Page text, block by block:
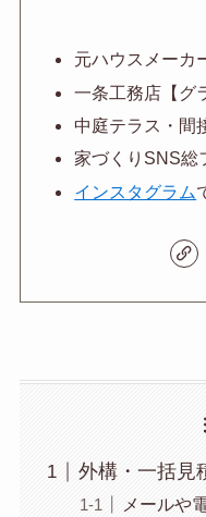
元ハウスメーカ
一条工務店【グ
中庭テラス・間
家づくりSNS総
インスタグラム
外構・一括見
メールや